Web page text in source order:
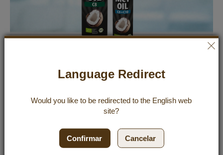
MCT-Öl: natürliche Power aus der Kokosnuss
Language Redirect
Would you like to be redirected to the English web
site?
Confirmar Cancelar